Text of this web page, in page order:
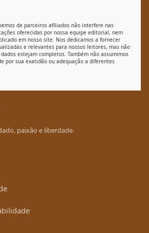
de parceiros afiliados não interfere nas
oferecidas por nossa equipe editorial, nem
em nosso site. Nos dedicamos a fornecer
e relevantes para nossos leitores, mas não
estejam completos. Também não assumimos
por sua exatidão ou adequação a diferentes
paixão e liberdade.